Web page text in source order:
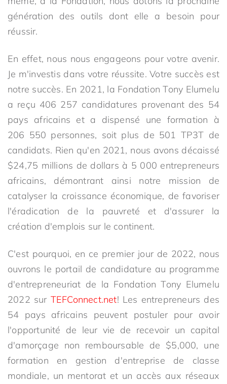
génération des outils dont elle a besoin pour
réussir.
En effet, nous nous engageons pour votre avenir.
Je m'investis dans votre réussite. Votre succès est
notre succès. En 2021, la Fondation Tony Elumelu
a reçu 406 257 candidatures provenant des 54
pays africains et a dispensé une formation à
206 550 personnes, soit plus de 501 TP3T de
candidats. Rien qu'en 2021, nous avons décaissé
$24,75 millions de dollars à 5 000 entrepreneurs
africains, démontrant ainsi notre mission de
catalyser la croissance économique, de favoriser
l'éradication de la pauvreté et d'assurer la
création d'emplois sur le continent.
C'est pourquoi, en ce premier jour de 2022, nous
ouvrons le portail de candidature au programme
d'entrepreneuriat de la Fondation Tony Elumelu
2022 sur TEFConnect.net! Les entrepreneurs des
54 pays africains peuvent postuler pour avoir
l'opportunité de leur vie de recevoir un capital
d'amorçage non remboursable de $5,000, une
formation en gestion d'entreprise de classe
mondiale, un mentorat et un accès aux réseaux